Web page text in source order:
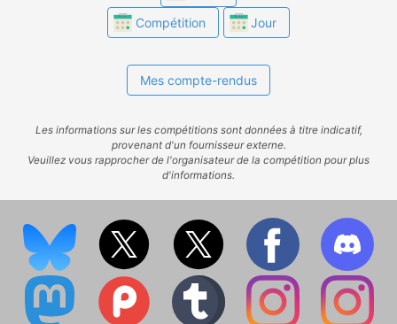
Compétition Jour
Mes compte-rendus
Les informations sur les compétitions sont données à titre indicatif,
provenant d'un fournisseur externe.
Veuillez vous rapprocher de l'organisateur de la compétition pour plus
d'informations.